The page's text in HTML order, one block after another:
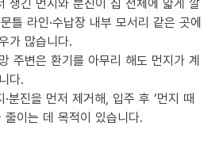
틀 라인·수납장 내부 모서리 같은 곳에
가 많습니다.
주변은 환기를 아무리 해도 먼지가 계
다.
분진을 먼저 제거해, 입주 후 ‘먼지 때
줄이는 데 목적이 있습니다.